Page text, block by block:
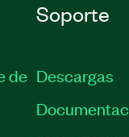
de
Soporte
Descargas